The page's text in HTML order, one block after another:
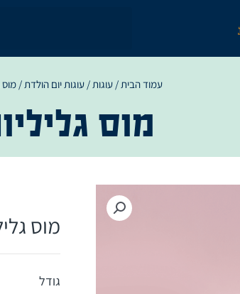
עמוד הבית/עוגות/עוגות יום הולדת/ מוס
מוס
מוס
גודל